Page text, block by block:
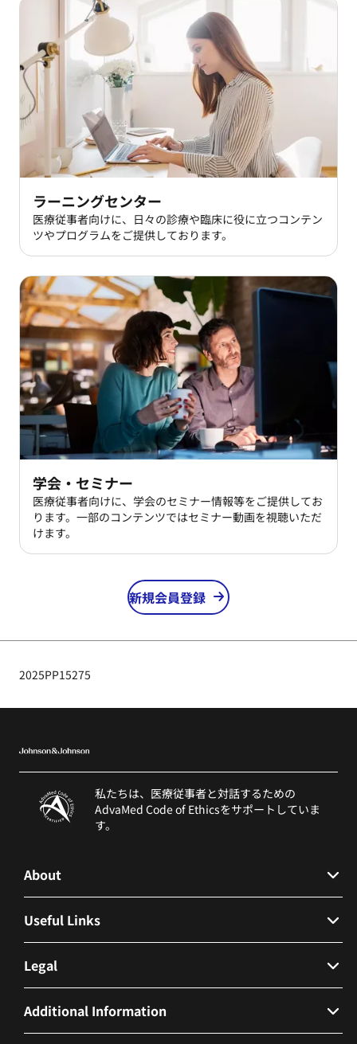
ラーニングセンター
医療従事者向けに、日々の診療や臨床に役に立つコンテン
ツやプログラムをご提供しております。
学会・セミナー
医療従事者向けに、学会のセミナー情報等をご提供してお
ります。一部のコンテンツではセミナー動画を視聴いただ
けます。
新規会員登録
2025PP15275
私たちは、医療従事者と対話するための
AdvaMed Code of Ethicsをサポートしていま
す。
About
会社概要
Useful Links
Contact Us
FAQs
営業ログイン
管理者ログイン
Legal
個人情報保護方針およびインターネットプライバシー
Additional Information